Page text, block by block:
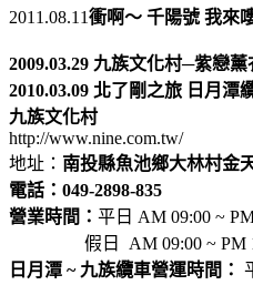
2011.08.11衝啊～ 千陽號 我來
2009.03.29 九族文化村─紫戀薰
2010.03.09 北了剛之旅 日月潭
九族文化村
http://www.nine.com.tw/
地址： 南投縣魚池鄉大林村金
電話：049-2898-835
營業時間： 平日 AM 09:00 ~
假日 AM 09:00 ~ PM
日月潭 ~ 九族纜車營運時間：